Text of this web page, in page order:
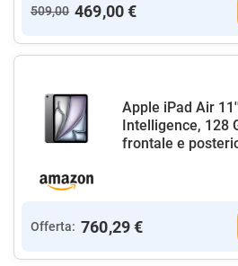
509,00 469,00 €
Apple iPad Air
Intelligence, 128
frontale e
Offerta: 760,29 €